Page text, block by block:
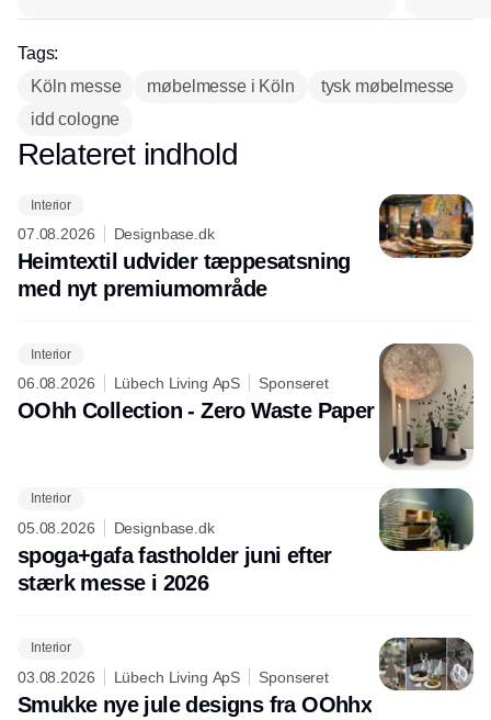
Tags:
Köln messe
møbelmesse i Köln
tysk møbelmesse
idd cologne
Annonce
Relateret indhold
Interior
07.08.2026 Designbase.dk
Heimtextil udvider tæppesatsning
med nyt premiumområde
Interior
06.08.2026 Lübech Living ApS Sponseret
OOhh Collection - Zero Waste Paper
Interior
05.08.2026 Designbase.dk
spoga+gafa fastholder juni efter
stærk messe i 2026
Interior
03.08.2026 Lübech Living ApS Sponseret
Smukke nye jule designs fra OOhhx